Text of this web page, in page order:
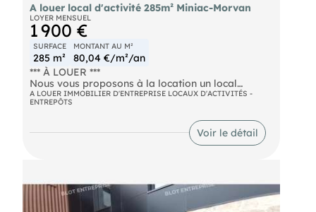
A louer local d'activité 285m² Miniac-Morvan
LOYER MENSUEL
1 900 €
SURFACE
285 m²
MONTANT AU M²
80,04 €/m²/an
*** À LOUER ***
Nous vous proposons à la location un local
d’activité isolé de 181 m² au sol (charge 2 T/m²)
avec bureau/labo, atelier aménagé et sanitaires.
Portail sectionnel (3,5 m x 4 m), électricité
Disponible dès aujourd'hui.
A LOUER IMMOBILIER D'ENTREPRISE LOCAUX D'ACTIVITÉS -
ENTREPÔTS
Voir le détail